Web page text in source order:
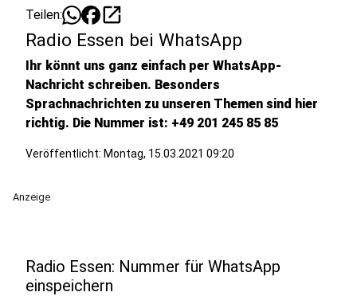
Teilen: open_in_new
Radio Essen bei WhatsApp
Ihr könnt uns ganz einfach per WhatsApp-
Nachricht schreiben. Besonders
Sprachnachrichten zu unseren Themen sind hier
richtig. Die Nummer ist: +49 201 245 85 85
Veröffentlicht: Montag, 15.03.2021 09:20
Anzeige
Radio Essen: Nummer für WhatsApp
einspeichern